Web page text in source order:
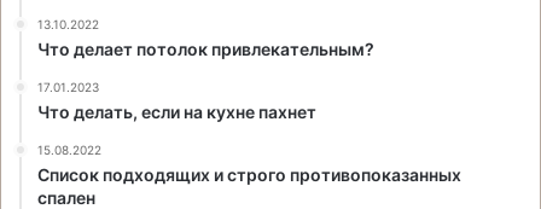
13.10.2022
Что делает потолок привлекательным?
17.01.2023
Что делать, если на кухне пахнет
15.08.2022
Список подходящих и строго противопоказанных
спален